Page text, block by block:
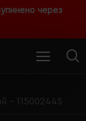
через
- 11500244S